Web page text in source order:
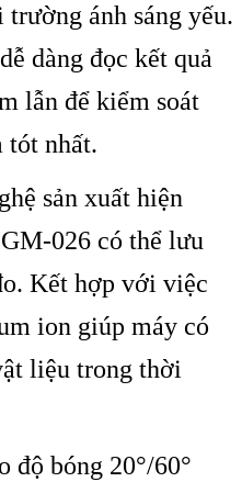
trường ánh sáng yếu.
dàng đọc kết quả
lẫn để kiểm soát
tót nhất.
ệ sản xuất hiện
GM-026 có thể lưu
Kết hợp với việc
ion giúp máy có
liệu trong thời
độ bóng 20°/60°